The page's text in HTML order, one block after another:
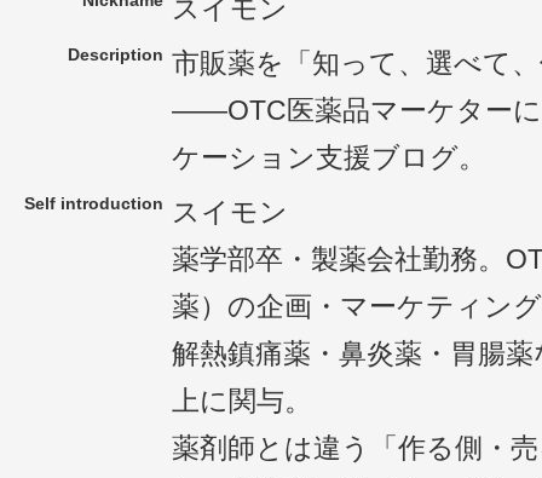
スイモン
Description 市販薬を「知って、選べて
——OTC医薬品マーケター
ケーション支援ブログ。
Self introduction
スイモン
薬学部卒・製薬会社勤務。
薬）の企画・マーケティン
解熱鎮痛薬・鼻炎薬・胃腸
上に関与。
薬剤師とは違う「作る側・